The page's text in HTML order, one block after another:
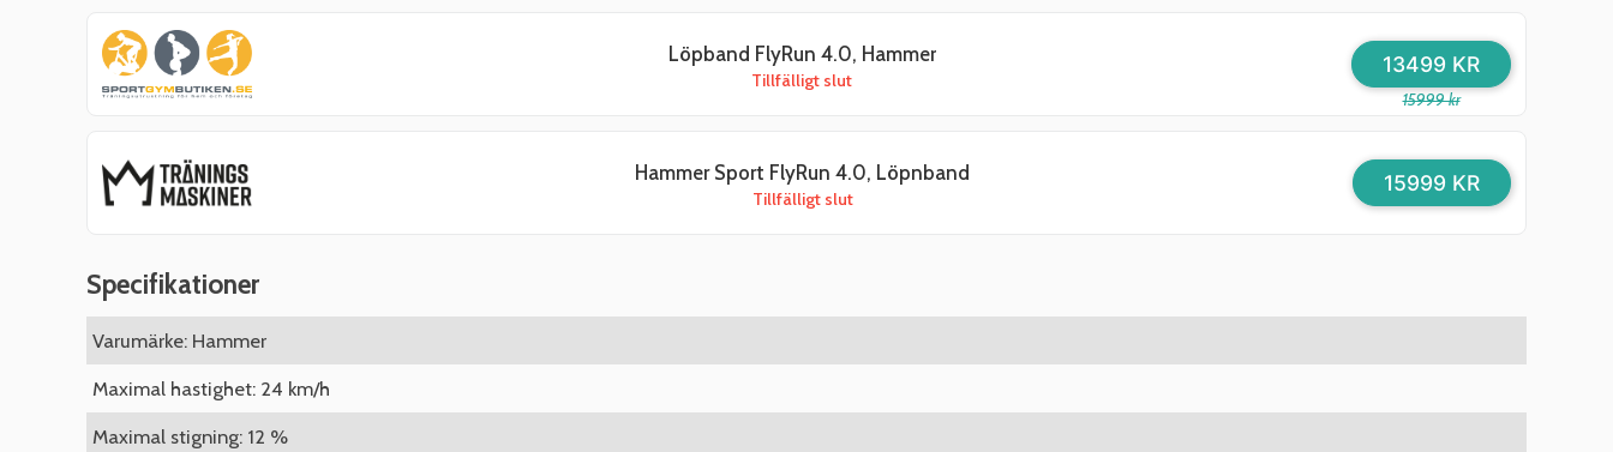
Löpband FlyRun 4.0, Hammer
Tillfälligt slut
15999 kr
13499 KR
Hammer Sport FlyRun 4.0, Löpnband
Tillfälligt slut
15999 KR
Specifikationer
Varumärke: Hammer
Maximal hastighet: 24 km/h
Maximal stigning: 12 %